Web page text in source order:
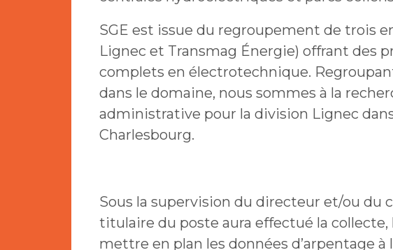
SGE est issue du regroupement de trois
Lignec et Transmag Énergie) offrant des
complets en électrotechnique.
dans le domaine, nous sommes à la
administrative pour la division Lignec
Charlesbourg.
Sous la supervision du directeur et/ou du
titulaire du poste aura effectué la collecte,
mettre en plan les données d’arpentage à